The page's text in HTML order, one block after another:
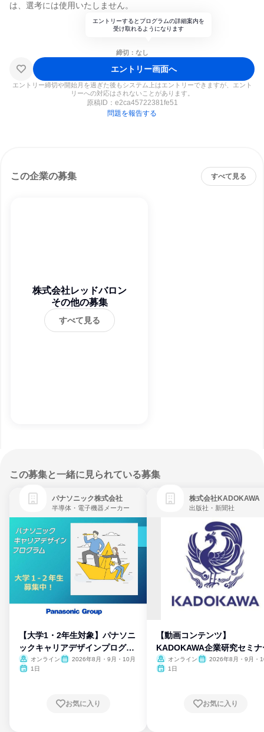
は、選考には使用いたしません。
エントリーするとプログラムの詳細案内を
受け取れるようになります
締切：なし
エントリー画面へ
エントリー締切や開始月を過ぎた後もシステム上はエントリーできますが、エント
リーへの対応はされないことがあります。
原稿ID： e2ca45722381fe51
問題を報告する
この企業の募集 すべて見る
株式会社レッドバロン
その他の募集
すべて見る
この募集と一緒に見られている募集
パナソニック株式会社
半導体・電子機器メーカー
【大学1・2年生対象】パナソニ
ックキャリアデザインプログラ
ム
オンライン
2026年8月・9月・10月
1日
お気に入り
株式会社KADOKAWA
出版社・新聞社
【動画コンテンツ】
KADOKAWA企業研究セミナ
オンライン
2026年8月・9月・
1日
お気に入り